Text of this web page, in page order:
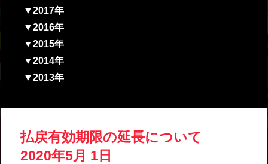
▼2017年
▼2016年
▼2015年
▼2014年
▼2013年
払戻有効期限の延長について
2020年5月 1日